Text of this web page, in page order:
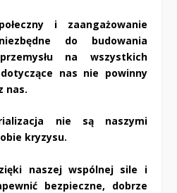
i zaangażowanie
do budowania
na wszystkich
nas nie powinny
nas.
nie są naszymi
kryzysu.
naszej wspólnej sile i
bezpieczne, dobrze